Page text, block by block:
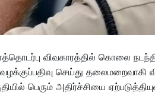
விவகாரத்தில் கொலை
வழக்குப்பதிவு செய்து தலைமறைவாகி
பெரும் அதிர்ச்சியை